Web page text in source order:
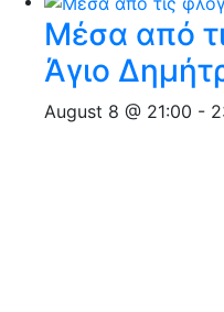
Μέσα από
Άγιο
August 8 @ 21:00 -